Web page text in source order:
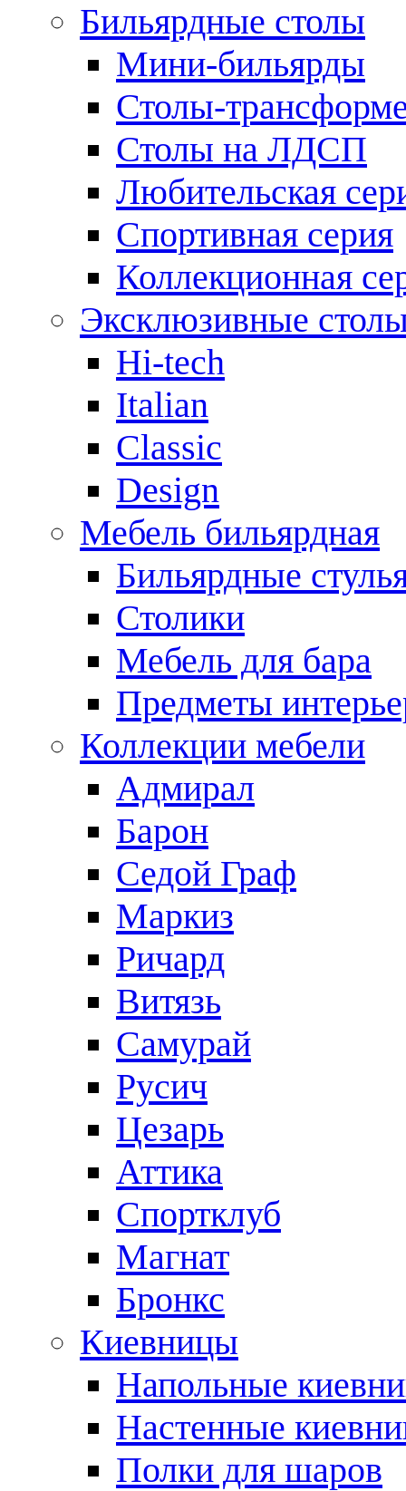
Бильярдные столы
Мини-бильярды
Столы-
Столы на ЛДСП
Любительская
Спортивная серия
Коллекционная
Эксклюзивные
Hi-tech
Italian
Сlassic
Design
Мебель бильярдная
Бильярдные
Столики
Мебель для бара
Предметы
Коллекции мебели
Адмирал
Барон
Седой Граф
Маркиз
Ричард
Витязь
Самурай
Русич
Цезарь
Аттика
Спортклуб
Магнат
Бронкс
Киевницы
Напольные
Настенные
Полки для шаров